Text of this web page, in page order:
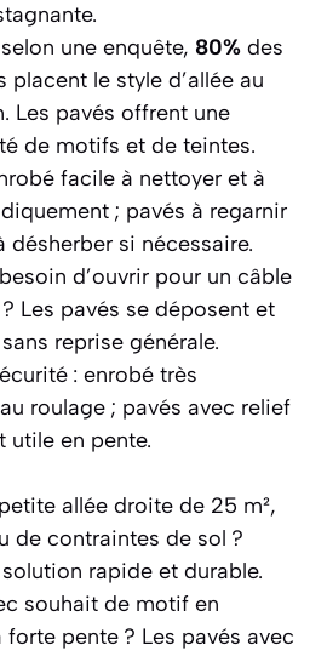
une enquête, 80% des
placent le style d’allée au
Les pavés offrent une
de motifs et de teintes.
facile à nettoyer et à
; pavés à regarnir
désherber si nécessaire.
d’ouvrir pour un câble
Les pavés se déposent et
reprise générale.
: enrobé très
roulage ; pavés avec relief
utile en pente.
allée droite de 25 m²,
de contraintes de sol ?
rapide et durable.
souhait de motif en
pente ? Les pavés avec